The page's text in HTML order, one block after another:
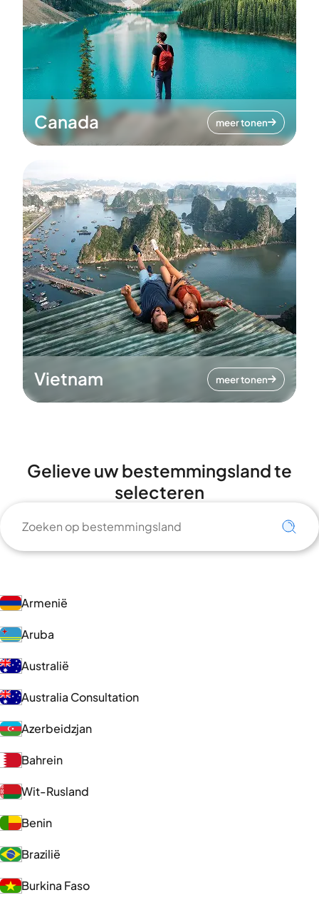
Canada meer tonen
Vietnam meer tonen
Gelieve uw bestemmingsland te
selecteren
Armenië
Aruba
Australië
Australia Consultation
Azerbeidzjan
Bahrein
Wit-Rusland
Benin
Brazilië
Burkina Faso